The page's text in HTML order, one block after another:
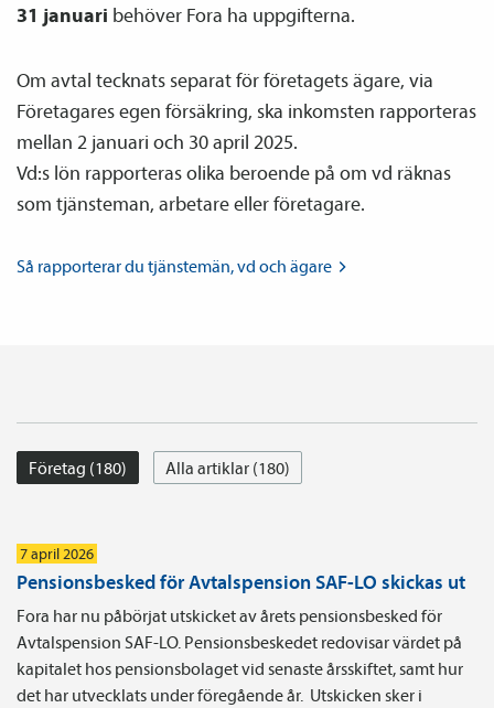
31 januari behöver Fora ha uppgifterna.
Om avtal tecknats separat för företagets ägare, via
Företagares egen försäkring, ska inkomsten rapporteras
mellan 2 januari och 30 april 2025.
Vd:s lön rapporteras olika beroende på om vd räknas
som tjänsteman, arbetare eller företagare.
Så rapporterar du tjänste­män, vd och ägare
Företag (180) Alla artiklar (180)
7 april 2026
Pensionsbesked för Avtalspension SAF-LO skickas ut
Fora har nu påbörjat utskicket av årets pensionsbesked för
Avtalspension SAF-LO. Pensionsbeskedet redovisar värdet på
kapitalet hos pensionsbolaget vid senaste årsskiftet, samt hur
det har utvecklats under föregående år. Utskicken sker i